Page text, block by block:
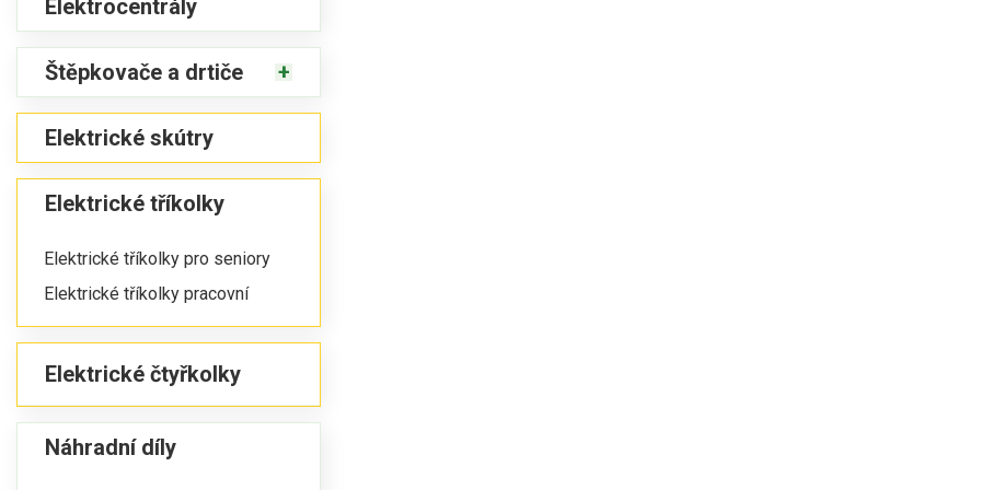
Elektrocentrály
Štěpkovače a drtiče
Elektrické skútry
Elektrické tříkolky
Elektrické tříkolky pro seniory
Elektrické tříkolky pracovní
Elektrické čtyřkolky
Náhradní díly